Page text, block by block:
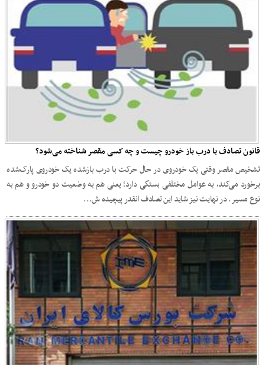
قانون تصادف با درب باز خودرو چیست و چه کسی مقصر شناخته می‌شود؟
تشخیص مقصر وقتی یک خودروی در حال حرکت با درب بازشده یک خودروی پارک‌شده
برخورد می‌کند، به عوامل مختلفی بستگی دارد؛ یعنی هم به وضعیت دو خودرو و هم به
نوع مسیر. در نهایت نیز شاید این تصادف انقدر پیچیده ش...